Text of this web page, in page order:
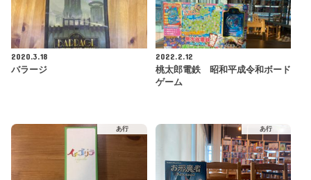
2020.3.18
バラージ
2022.2.12
桃太郎電鉄 昭和平成令和ボード
ゲーム
あ行 あ行